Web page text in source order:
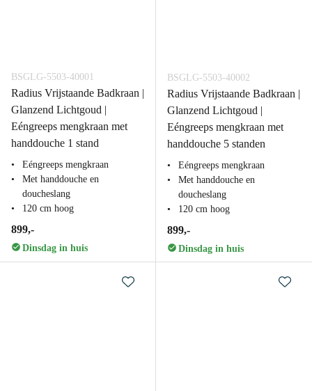
BSGLG-5503-40001
Radius Vrijstaande Badkraan |
Glanzend Lichtgoud |
Eéngreeps mengkraan met
handdouche 1 stand
Eéngreeps mengkraan
Met handdouche en
doucheslang
120 cm hoog
899,-
Dinsdag in huis
BSGLG-5503-40002
Radius Vrijstaande Badkraan |
Glanzend Lichtgoud |
Eéngreeps mengkraan met
handdouche 5 standen
Eéngreeps mengkraan
Met handdouche en
doucheslang
120 cm hoog
899,-
Dinsdag in huis